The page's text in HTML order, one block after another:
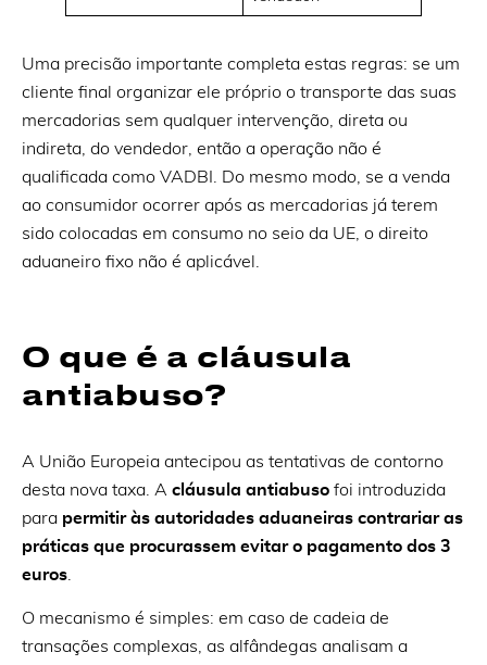
Uma precisão importante completa estas regras: se um
cliente final organizar ele próprio o transporte das suas
mercadorias sem qualquer intervenção, direta ou
indireta, do vendedor, então a operação não é
qualificada como VADBI. Do mesmo modo, se a venda
ao consumidor ocorrer após as mercadorias já terem
sido colocadas em consumo no seio da UE, o direito
aduaneiro fixo não é aplicável.
O que é a cláusula
antiabuso?
A União Europeia antecipou as tentativas de contorno
desta nova taxa. A cláusula antiabuso foi introduzida
para permitir às autoridades aduaneiras contrariar as
práticas que procurassem evitar o pagamento dos 3
euros
O mecanismo é simples: em caso de cadeia de
transações complexas, as alfândegas analisam a